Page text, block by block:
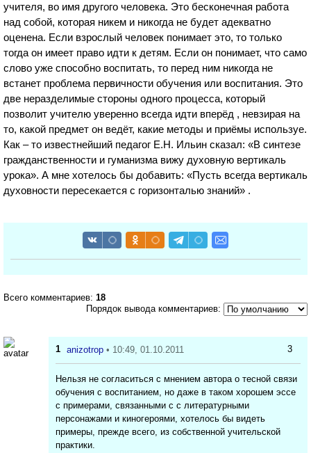
учителя, во имя другого человека. Это бесконечная работа
над собой, которая никем и никогда не будет адекватно
оценена. Если взрослый человек понимает это, то только
тогда он имеет право идти к детям. Если он понимает, что само
слово уже способно воспитать, то перед ним никогда не
встанет проблема первичности обучения или воспитания. Это
две неразделимые стороны одного процесса, который
позволит учителю уверенно всегда идти вперёд , невзирая на
то, какой предмет он ведёт, какие методы и приёмы используе.
Как – то известнейший педагог Е.Н. Ильин сказал: «В синтезе
гражданственности и гуманизма вижу духовную вертикаль
урока». А мне хотелось бы добавить: «Пусть всегда вертикаль
духовности пересекается с горизонталью знаний» .
Всего комментариев: 18
Порядок вывода комментариев:
3
1 anizotrop • 10:49, 01.10.2011
Нельзя не согласиться с мнением автора о тесной связи
обучения с воспитанием, но даже в таком хорошем эссе
с примерами, связанными с с литературными
персонажами и киногероями, хотелось бы видеть
примеры, прежде всего, из собственной учительской
практики.